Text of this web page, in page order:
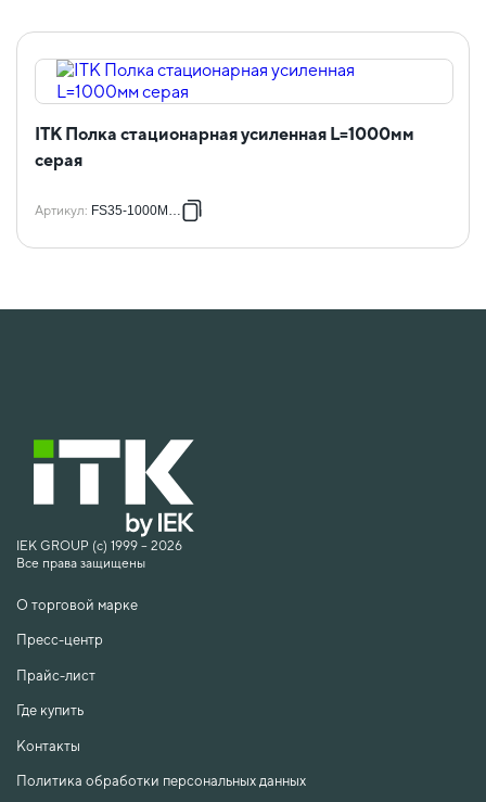
ITK Полка стационарная усиленная L=1000мм
серая
Артикул: FS35-1000MP-R
IEK GROUP (c) 1999 – 2026
Все права защищены
О торговой марке
Пресс-центр
Прайс-лист
Где купить
Контакты
Политика обработки персональных данных